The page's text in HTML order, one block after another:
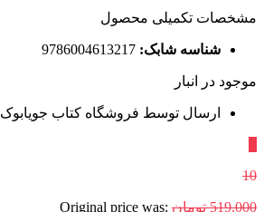
مشخصات تکمیلی محصول
شناسه شابک:
موجود در انبار
ارسال توسط فروشگاه کتاب جویابوک
10
519,000 تومان Original price was: